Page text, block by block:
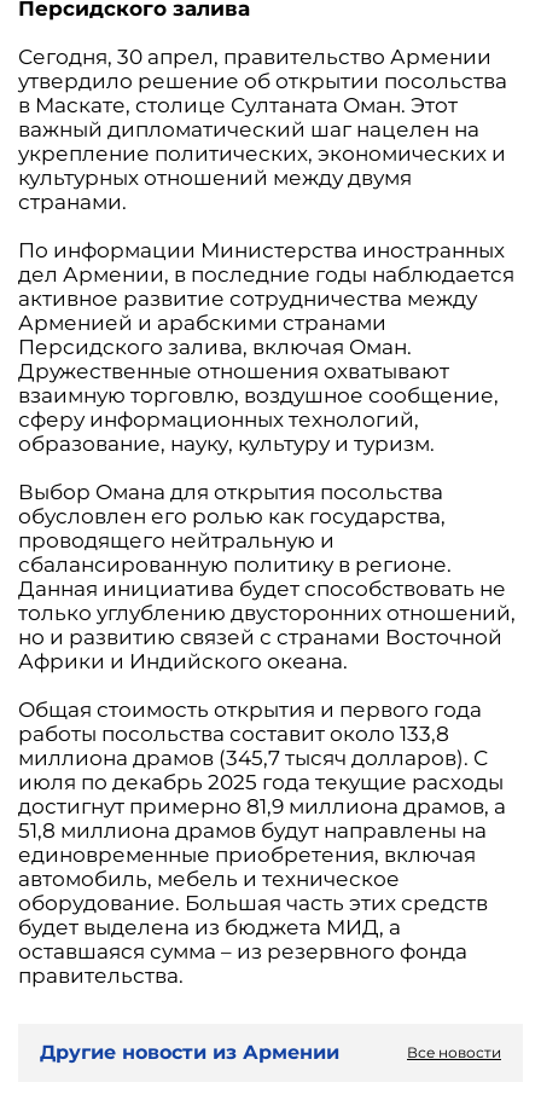
Персидского залива
Сегодня, 30 апрел, правительство Армении
утвердило решение об открытии посольства
в Маскате, столице Султаната Оман. Этот
важный дипломатический шаг нацелен на
укрепление политических, экономических и
культурных отношений между двумя
странами.
По информации Министерства иностранных
дел Армении, в последние годы наблюдается
активное развитие сотрудничества между
Арменией и арабскими странами
Персидского залива, включая Оман.
Дружественные отношения охватывают
взаимную торговлю, воздушное сообщение,
сферу информационных технологий,
образование, науку, культуру и туризм.
Выбор Омана для открытия посольства
обусловлен его ролью как государства,
проводящего нейтральную и
сбалансированную политику в регионе.
Данная инициатива будет способствовать не
только углублению двусторонних отношений,
но и развитию связей с странами Восточной
Африки и Индийского океана.
Общая стоимость открытия и первого года
работы посольства составит около 133,8
миллиона драмов (345,7 тысяч долларов). С
июля по декабрь 2025 года текущие расходы
достигнут примерно 81,9 миллиона драмов, а
51,8 миллиона драмов будут направлены на
единовременные приобретения, включая
автомобиль, мебель и техническое
оборудование. Большая часть этих средств
будет выделена из бюджета МИД, а
оставшаяся сумма – из резервного фонда
правительства.
Другие новости из Армении Все новости